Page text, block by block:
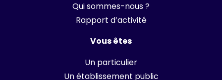
Qui sommes-nous ?
Rapport d’activité
Vous êtes
Un particulier
Un établissement public